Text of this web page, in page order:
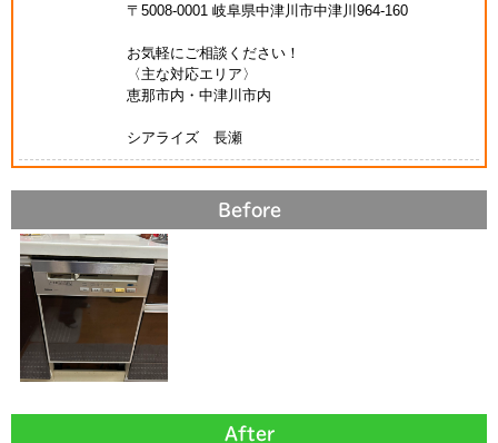
〒5008-0001 岐阜県中津川市中津川964-160
お気軽にご相談ください！
〈主な対応エリア〉
恵那市内・中津川市内
シアライズ 長瀬
Before
After